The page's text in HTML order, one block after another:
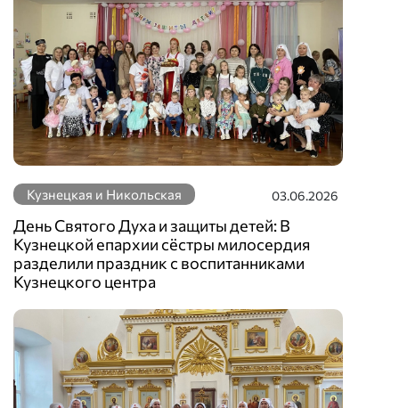
Кузнецкая и Никольская 03.06.2026
День Святого Духа и защиты детей: В
Кузнецкой епархии сёстры милосердия
разделили праздник с воспитанниками
Кузнецкого центра